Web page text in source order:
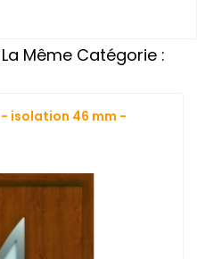
Même Catégorie :
isolation 46 mm -